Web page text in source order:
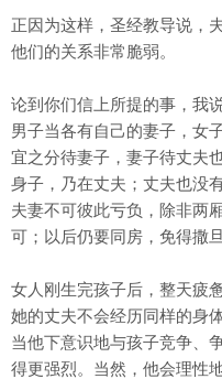
正因为这样，圣经教导说，
他们的关系非常脆弱。
论到你们信上所提的事，我
男子当各有自己的妻子，女
宜之分待妻子，妻子待丈夫
身子，乃在丈夫；丈夫也没
夫妻不可彼此亏负，除非两
可；以后仍要同房，免得撒
女人刚生完孩子后，整天疲
她的丈夫不会经历同样的身
当他下意识地与孩子竞争、
得更强烈。当然，他会理性